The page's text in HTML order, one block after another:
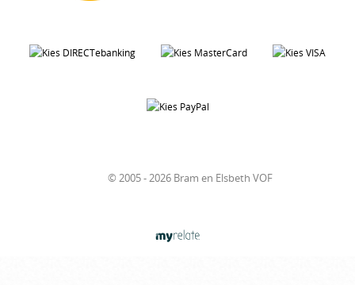
© 2005 - 2026 Bram en Elsbeth VOF